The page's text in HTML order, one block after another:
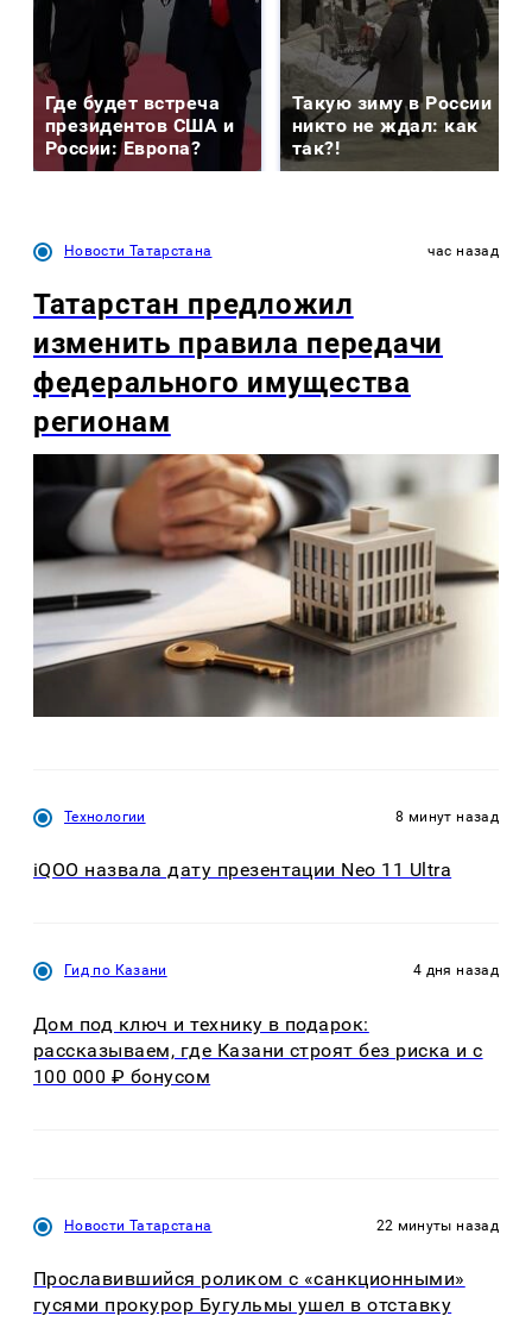
Где будет встреча
президентов США и
России: Европа?
Такую зиму в России
никто не ждал: как
так?!
Новости Татарстана час назад
Татарстан предложил
изменить правила передачи
федерального имущества
регионам
Технологии 8 минут назад
iQOO назвала дату презентации Neo 11 Ultra
Гид по Казани 4 дня назад
Дом под ключ и технику в подарок:
рассказываем, где Казани строят без риска и с
100 000 ₽ бонусом
Новости Татарстана 22 минуты назад
Прославившийся роликом с «санкционными»
гусями прокурор Бугульмы ушел в отставку